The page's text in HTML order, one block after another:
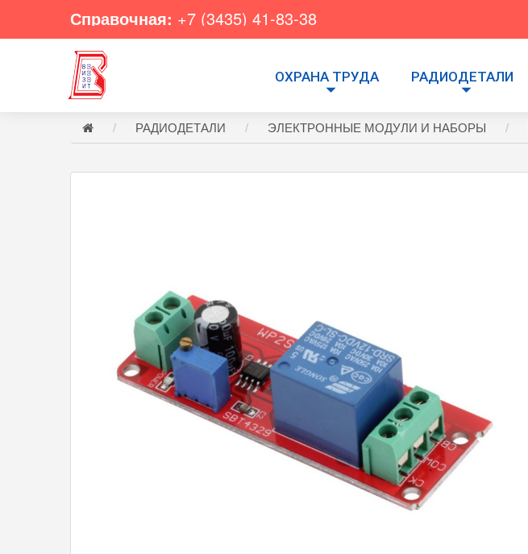
Справочная: +7 (3435) 41-83-38
ОХРАНА ТРУДА РАДИОДЕТАЛИ
РАДИОДЕТАЛИ ЭЛЕКТРОННЫЕ МОДУЛИ И НАБОРЫ